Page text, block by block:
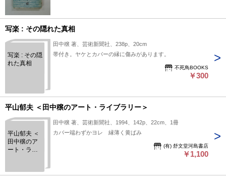
写楽 : その隠れた真相
写楽 : その隠
れた真相
田中穣 著、芸術新聞社、238p、20cm
帯付き。ヤケとカバーの縁に傷みがあります。
不死鳥BOOKS
￥300
平山郁夫 ＜田中穣のアート・ライブラリー＞
平山郁夫 ＜
田中穣のア
ート・ライ
田中穣 著、芸術新聞社、1994、142p、22cm、1冊
カバー端わずかヨレ 縁薄く黄ばみ
(有) 舒文堂河島書店
￥1,100